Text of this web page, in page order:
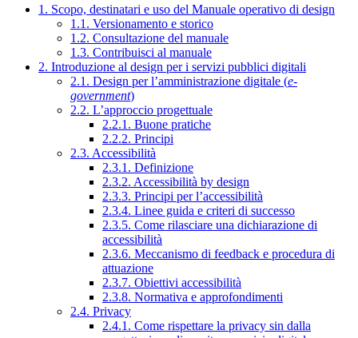
1. Scopo, destinatari e uso del Manuale operativo di design
1.1. Versionamento e storico
1.2. Consultazione del manuale
1.3. Contribuisci al manuale
2. Introduzione al design per i servizi pubblici digitali
2.1. Design per l’amministrazione digitale (e-
government)
2.2. L’approccio progettuale
2.2.1. Buone pratiche
2.2.2. Principi
2.3. Accessibilità
2.3.1. Definizione
2.3.2. Accessibilità by design
2.3.3. Principi per l’accessibilità
2.3.4. Linee guida e criteri di successo
2.3.5. Come rilasciare una dichiarazione di
accessibilità
2.3.6. Meccanismo di feedback e procedura di
attuazione
2.3.7. Obiettivi accessibilità
2.3.8. Normativa e approfondimenti
2.4. Privacy
2.4.1. Come rispettare la privacy sin dalla